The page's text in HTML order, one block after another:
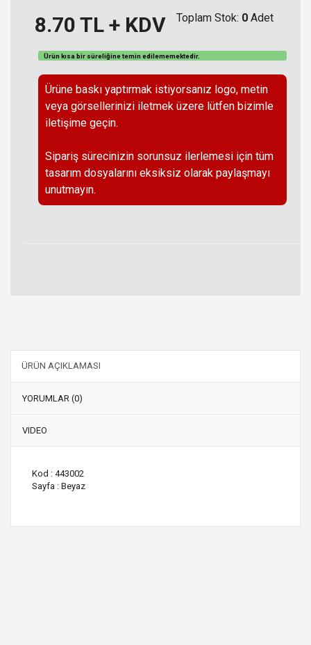
8.70 TL + KDV Toplam Stok: 0 Adet
Ürün kısa bir süreliğine temin edilememektedir.
Ürüne baskı yaptırmak istiyorsanız logo, metin
veya görsellerinizi iletmek üzere lütfen bizimle
iletişime geçin.
Sipariş sürecinizin sorunsuz ilerlemesi için tüm
tasarım dosyalarını eksiksiz olarak paylaşmayı
unutmayın.
ÜRÜN AÇIKLAMASI
YORUMLAR (0)
VIDEO
Kod : 443002
Sayfa : Beyaz